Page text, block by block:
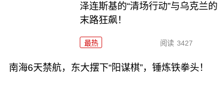
泽连斯基的“清场行动”与乌克兰的
末路狂飙！
最热 阅读 3427
南海6天禁航，东大摆下“阳谋棋”，锤炼铁拳头！